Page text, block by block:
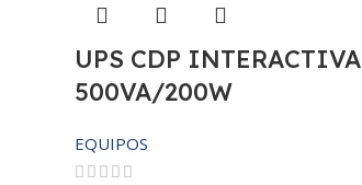
UPS CDP INTERACTIVA
500VA/200W
EQUIPOS